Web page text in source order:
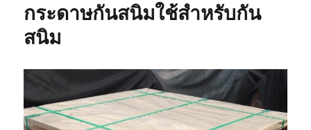
สนิม
แบบ
กระดาษกันสนิมใช้สำหรับกัน
สนิม